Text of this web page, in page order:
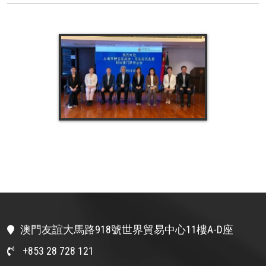
澳門友誼大馬路918號世界貿易中心11樓A-D座
+853 28 728 121